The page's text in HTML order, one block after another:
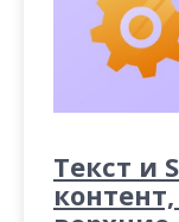
Текст и